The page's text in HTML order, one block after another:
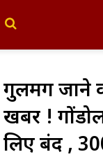
गुलमर्ग जाने
खबर !
लिए बंद ,